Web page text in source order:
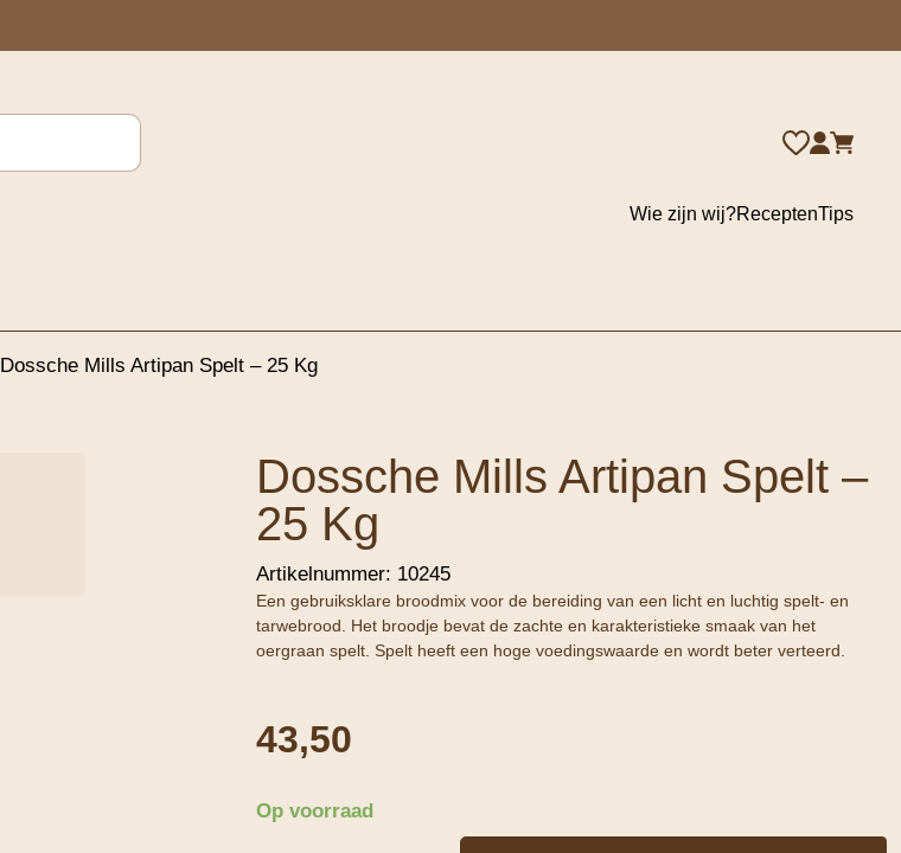
Wie zijn wij?ReceptenTips
Dossche Mills Artipan Spelt – 25 Kg
Dossche Mills Artipan Spelt –
25 Kg
Artikelnummer: 10245
Een gebruiksklare broodmix voor de bereiding van een licht en luchtig spelt- en
tarwebrood. Het broodje bevat de zachte en karakteristieke smaak van het
oergraan spelt. Spelt heeft een hoge voedingswaarde en wordt beter verteerd.
43,50
Op voorraad